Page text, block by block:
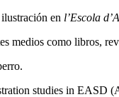
en l’Escola
medios como libros,
studies in EASD